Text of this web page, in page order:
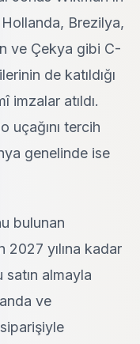
Brezilya,
ve Çekya gibi C-
de katıldığı
imzalar atıldı.
uçağını tercih
genelinde ise
bulunan
2027 yılına kadar
almayla
ve